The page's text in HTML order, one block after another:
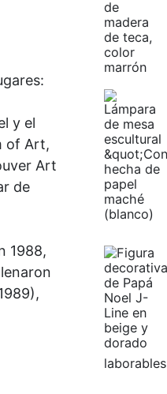
y el
of Art,
Art
de
1988,
laborables